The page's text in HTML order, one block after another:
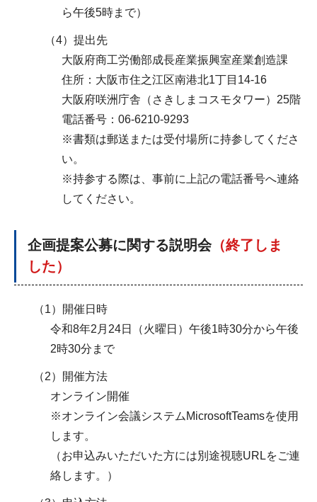
ら午後5時まで）
（4）提出先
大阪府商工労働部成長産業振興室産業創造課
住所：大阪市住之江区南港北1丁目14-16
大阪府咲洲庁舎（さきしまコスモタワー）25階
電話番号：06-6210-9293
※書類は郵送または受付場所に持参してくださ
い。
※持参する際は、事前に上記の電話番号へ連絡
してください。
企画提案公募に関する説明会（終了しま
した）
（1）開催日時
令和8年2月24日（火曜日）午後1時30分から午後
2時30分まで
（2）開催方法
オンライン開催
※オンライン会議システムMicrosoftTeamsを使用
します。
（お申込みいただいた方には別途視聴URLをご連
絡します。）